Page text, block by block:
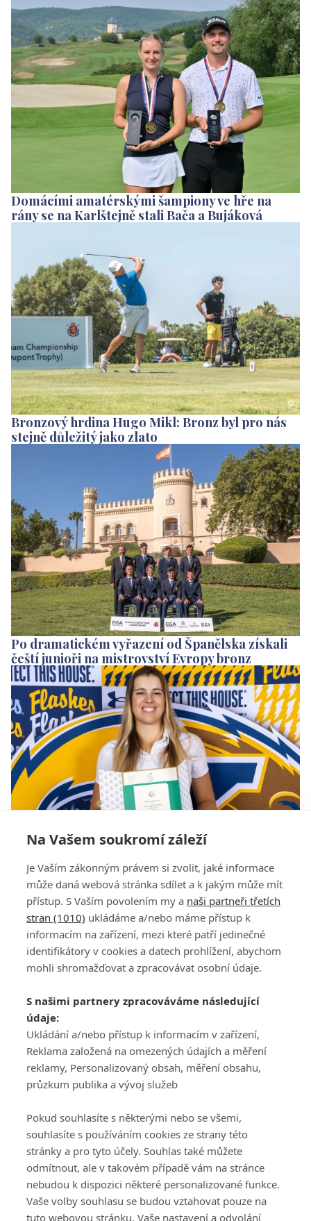
Na Vašem soukromí záleží
Je Vaším zákonným právem si zvolit, jaké informace
může daná webová stránka sdílet a k jakým může mít
přístup. S Vaším povolením my a naši partneři třetích
stran (1010) ukládáme a/nebo máme přístup k
informacím na zařízení, mezi které patří jedinečné
identifikátory v cookies a datech prohlížení, abychom
mohli shromažďovat a zpracovávat osobní údaje.
S našimi partnery zpracováváme následující
údaje:
Ukládání a/nebo přístup k informacím v zařízení,
Reklama založená na omezených údajích a měření
reklamy, Personalizovaný obsah, měření obsahu,
průzkum publika a vývoj služeb
Pokud souhlasíte s některými nebo se všemi,
souhlasíte s používáním cookies ze strany této
stránky a pro tyto účely. Souhlas také můžete
odmítnout, ale v takovém případě vám na stránce
nebudou k dispozici některé personalizované funkce.
Vaše volby souhlasu se budou vztahovat pouze na
tuto webovou stránku. Vaše nastavení a odvolání
Domácími amatérskými šampiony ve hře na
rány se na Karlštejně stali Bača a Bujáková
Bronzový hrdina Hugo Mikl: Bronz byl pro nás
stejně důležitý jako zlato
Po dramatickém vyřazení od Španělska získali
čeští junioři na mistrovství Evropy bronz
Blázen, co skákal za sklem radostí. Kedroňová
si splnila obří sen a zahraje si ve slavné Augustě
Všeobecné obchodní
podmínky služby
GolfExtra.cz Premium
Podmínky zpracování
osobních údajů při
GolfExtra
Ceník GolfExtra.cz
Premium
Doporučené odkazy
ATV CZ, s.r.o.
140 00 Praha 4